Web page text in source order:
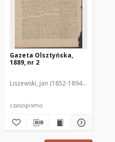
Gazeta Olsztyńska,
1889, nr 2
Liszewski, Jan (1852-1894). Red.
czasopismo